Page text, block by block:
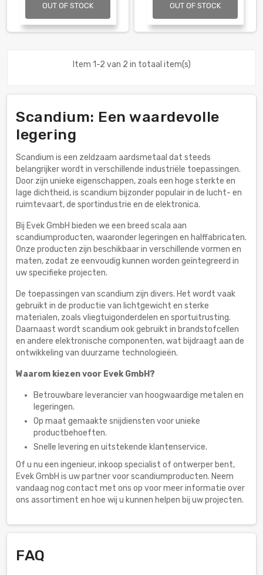
OUT OF STOCK OUT OF STOCK
Item 1-2 van 2 in totaal item(s)
Scandium: Een waardevolle
legering
Scandium is een zeldzaam aardsmetaal dat steeds
belangrijker wordt in verschillende industriële toepassingen.
Door zijn unieke eigenschappen, zoals een hoge sterkte en
lage dichtheid, is scandium bijzonder populair in de lucht- en
ruimtevaart, de sportindustrie en de elektronica.
Bij Evek GmbH bieden we een breed scala aan
scandiumproducten, waaronder legeringen en halffabricaten.
Onze producten zijn beschikbaar in verschillende vormen en
maten, zodat ze eenvoudig kunnen worden geïntegreerd in
uw specifieke projecten.
De toepassingen van scandium zijn divers. Het wordt vaak
gebruikt in de productie van lichtgewicht en sterke
materialen, zoals vliegtuigonderdelen en sportuitrusting.
Daarnaast wordt scandium ook gebruikt in brandstofcellen
en andere elektronische componenten, wat bijdraagt aan de
ontwikkeling van duurzame technologieën.
Waarom kiezen voor Evek GmbH?
Betrouwbare leverancier van hoogwaardige metalen en
legeringen.
Op maat gemaakte snijdiensten voor unieke
productbehoeften.
Snelle levering en uitstekende klantenservice.
Of u nu een ingenieur, inkoop specialist of ontwerper bent,
Evek GmbH is uw partner voor scandiumproducten. Neem
vandaag nog contact met ons op voor meer informatie over
ons assortiment en hoe wij u kunnen helpen bij uw projecten.
FAQ